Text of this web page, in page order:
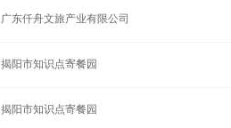
广东仟舟文旅产业有限公司
揭阳市知识点寄餐园
揭阳市知识点寄餐园